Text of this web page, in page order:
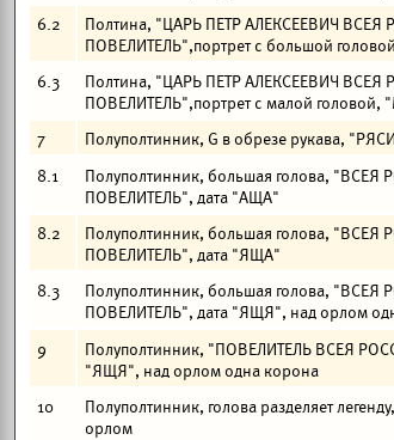
6.2
Полтина, "ЦАРЬ ПЕТР АЛЕКСЕЕВИЧ ВСЕЯ
ПОВЕЛИТЕЛЬ",портрет с большой
6.3
Полтина, "ЦАРЬ ПЕТР АЛЕКСЕЕВИЧ ВСЕЯ
ПОВЕЛИТЕЛЬ",портрет с малой головой,
7 Полуполтинник, G в обрезе рукава,
8.1
Полуполтинник, большая голова, "ВСЕЯ
ПОВЕЛИТЕЛЬ", дата "АЩА"
8.2
Полуполтинник, большая голова, "ВСЕЯ
ПОВЕЛИТЕЛЬ", дата "ЯЩА"
8.3
Полуполтинник, большая голова, "ВСЕЯ
ПОВЕЛИТЕЛЬ", дата "ЯЩЯ", над орлом
9
Полуполтинник, "ПОВЕЛИТЕЛЬ ВСЕЯ
"ЯЩЯ", над орлом одна корона
10
Полуполтинник, голова разделяет
орлом